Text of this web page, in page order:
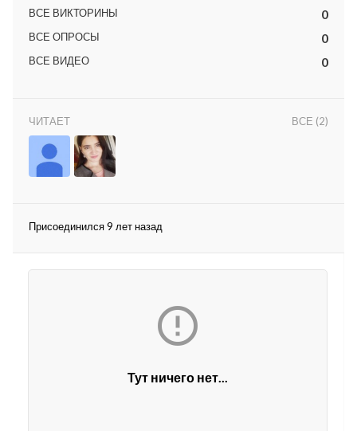
ВСЕ ВИКТОРИНЫ 0
ВСЕ ОПРОСЫ 0
ВСЕ ВИДЕО 0
ЧИТАЕТ ВСЕ (2)
Присоединился 9 лет назад

Тут ничего нет...